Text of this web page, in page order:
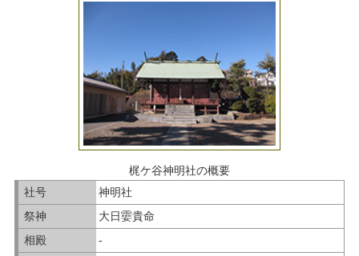
梶ケ谷神明社の概要
社号
神明社
祭神
大日孁貴命
相殿
-